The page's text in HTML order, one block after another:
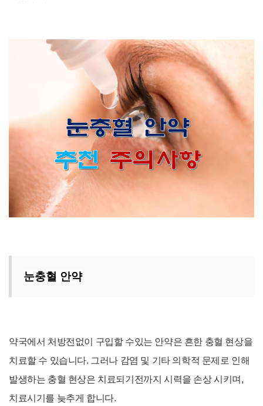
눈충혈 안약
약국에서 처방전없이 구입할 수있는 안약은 흔한 충혈 현상을
치료할 수 있습니다. 그러나 감염 및 기타 의학적 문제로 인해
발생하는 충혈 현상은 치료되기전까지 시력을 손상 시키며,
치료시기를 늦추게 합니다.